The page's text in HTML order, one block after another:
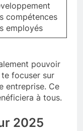
compétences
employés
pouvoir
focuser sur
entreprise. Ce
à tous.
2025